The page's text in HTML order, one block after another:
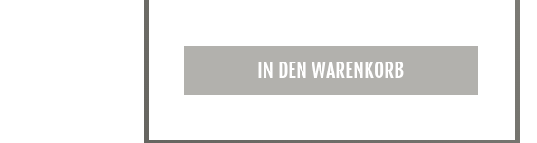
IN DEN WARENKORB